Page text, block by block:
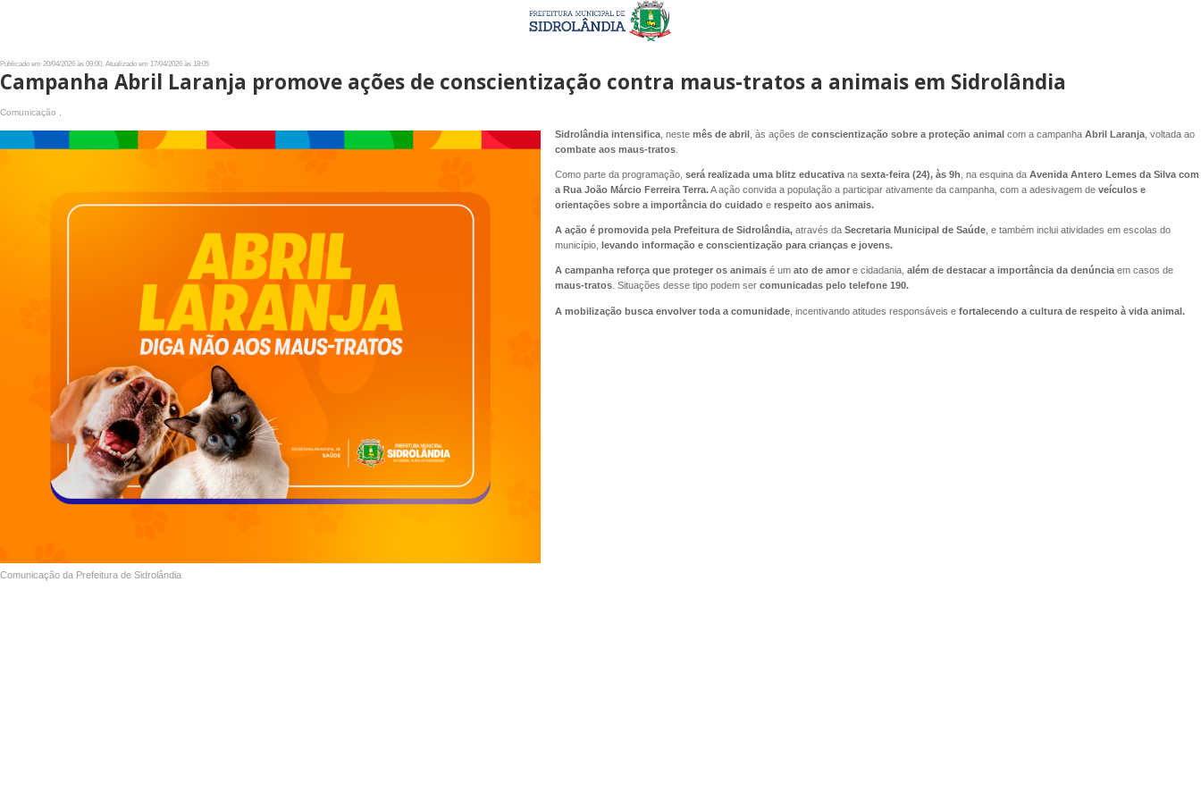
Publicado em 20/04/2026 às 09:00, Atualizado em 17/04/2026 às 18:05
Campanha Abril Laranja promove ações de conscientização contra maus-tratos a animais em Sidrolândia
Comunicação ,
Comunicação da Prefeitura de Sidrolândia
Sidrolândia intensifica, nestemês de abril, às ações de conscientização sobre a proteção animal com a campanhaAbril Laranja, voltada ao
combate aos maus-tratos.
Como parte da programação, será realizada uma blitz educativana sexta-feira (24), às 9h , na esquina da Avenida Antero Lemes da Silva com
a Rua João Márcio Ferreira Terra.A ação convida a população a participar ativamente da campanha, com a adesivagem deveículos e
orientações sobre a importância do cuidadoe respeito aos animais.
A ação é promovida pela Prefeitura de Sidrolândia,através da Secretaria Municipal de Saúde, e também inclui atividades em escolas do
município,
levando informação e conscientização para crianças e jovens.
A campanha reforça que proteger os animais é umato de amore cidadania, além de destacar a importância da denúnciaem casos de
maus-tratos. Situações desse tipo podem ser comunicadas pelo telefone 190.
A mobilização busca envolver toda a comunidade, incentivando atitudes responsáveis e fortalecendo a cultura de respeito à vida animal.